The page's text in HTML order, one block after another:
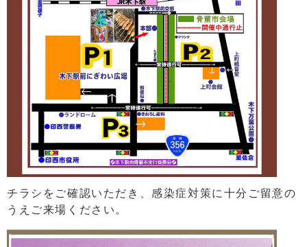
チラシをご確認いただき、感染症対策に十分ご留意の
うえご来場ください。